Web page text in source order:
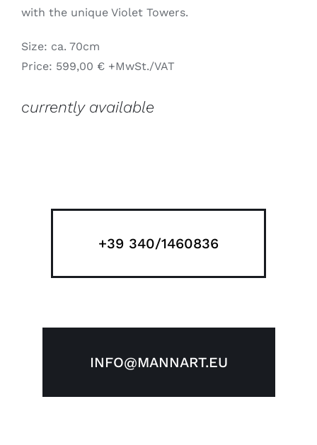
with the unique Violet Towers.
Size: ca. 70cm
Price: 599,00 € +MwSt./VAT
currently available
+39 340/1460836
INFO@MANNART.EU